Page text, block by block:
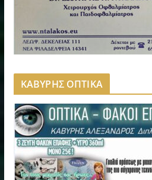
ΚΑΒΥΡΗΣ ΟΠΤΙΚΑ